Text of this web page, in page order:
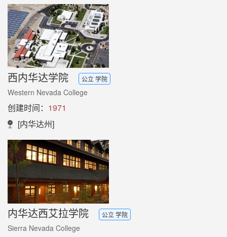
西内华达学院 公立 学院
Western Nevada College
创建时间： 1971
[内华达州]
内华达西艾拉学院 公立 学院
Sierra Nevada College